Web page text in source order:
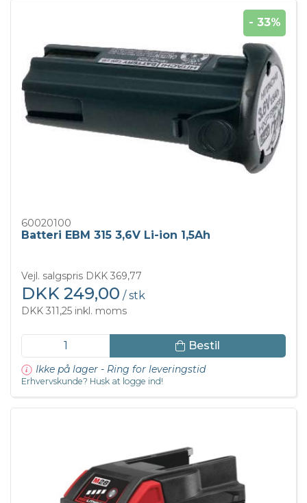
- 33%
60020100
Batteri EBM 315 3,6V Li-ion 1,5Ah
Vejl. salgspris DKK 369,77
DKK 249,00 / stk
DKK 311,25 inkl. moms
Bestil
Ikke på lager - Ring for leveringstid
Erhvervskunde? Husk at logge ind!